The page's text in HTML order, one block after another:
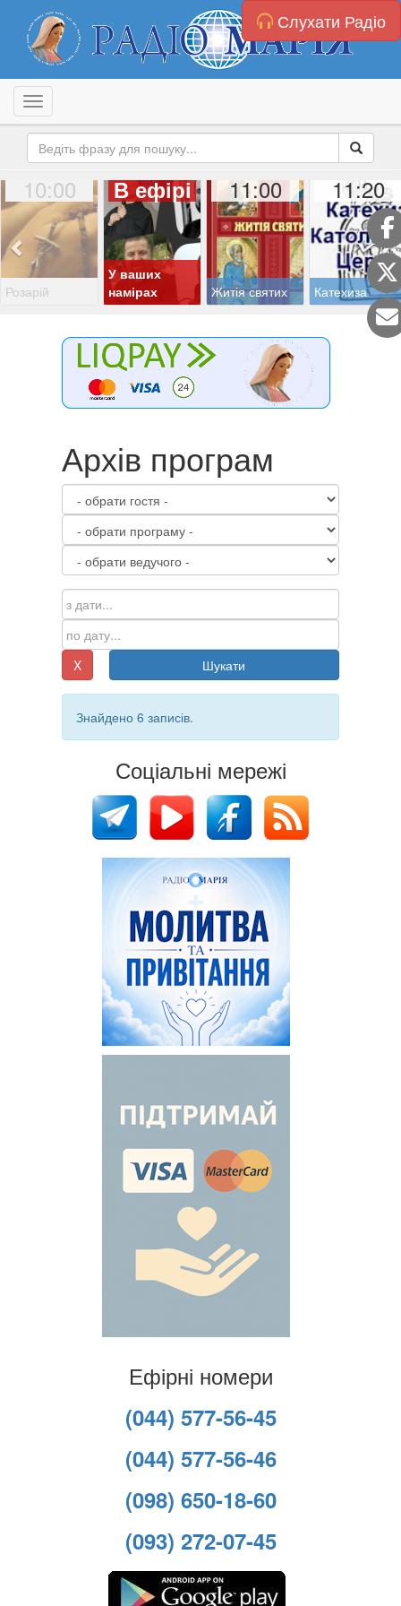
Слухати Радіо
Toggle navigation
10:00
Розарій
В ефірі
У ваших
намірах
11:00
Житія святих
11:20
Катехиза
Архів програм
X Шукати
Знайдено 6 записів.
Соціальні мережі
Ефірні номери
(044) 577-56-45
(044) 577-56-46
(098) 650-18-60
(093) 272-07-45